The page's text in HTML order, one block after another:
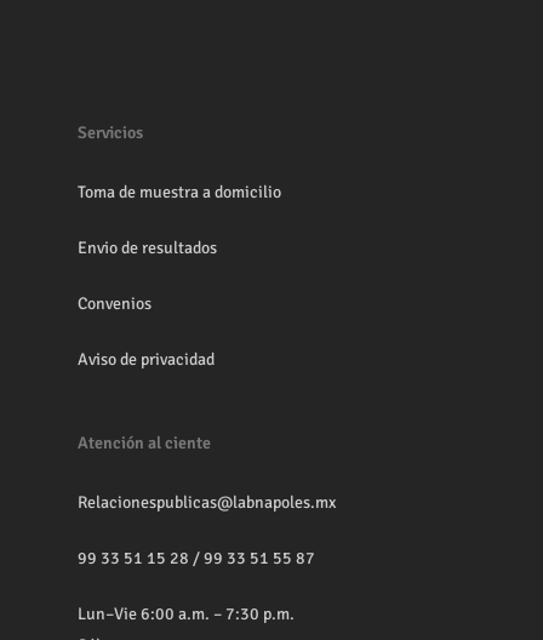
Servicios
Toma de muestra a domicilio
Envio de resultados
Convenios
Aviso de privacidad
Atención al ciente
Relacionespublicas@labnapoles.mx
99 33 51 15 28 /99 33 51 55 87
Lun–Vie 6:00 a.m. – 7:30 p.m.